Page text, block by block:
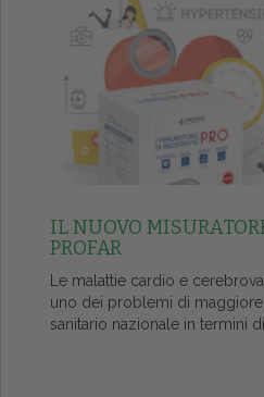
IL NUOVO
PROFAR
Le malattie cardio e
uno dei problemi di
sanitario nazionale in termini